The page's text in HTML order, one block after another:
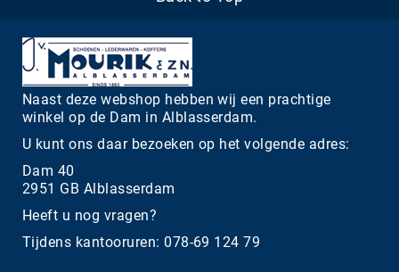
Naast deze webshop hebben wij een prachtige
winkel op de Dam in Alblasserdam.
U kunt ons daar bezoeken op het volgende adres:
Dam 40
2951 GB Alblasserdam
Heeft u nog vragen?
Tijdens kantooruren: 078-69 124 79